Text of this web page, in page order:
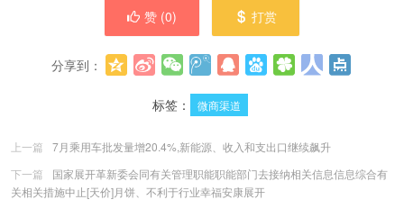
赞 (0) 打赏
分享到：
标签：
微商渠道
上一篇
7月乘用车批发量增20.4%,新能源、收入和支出口继续飙升
下一篇
国家展开革新委会同有关管理职能职能部门去接纳相关信息信息综合有
关相关措施中止[天价]月饼、不利于行业幸福安康展开